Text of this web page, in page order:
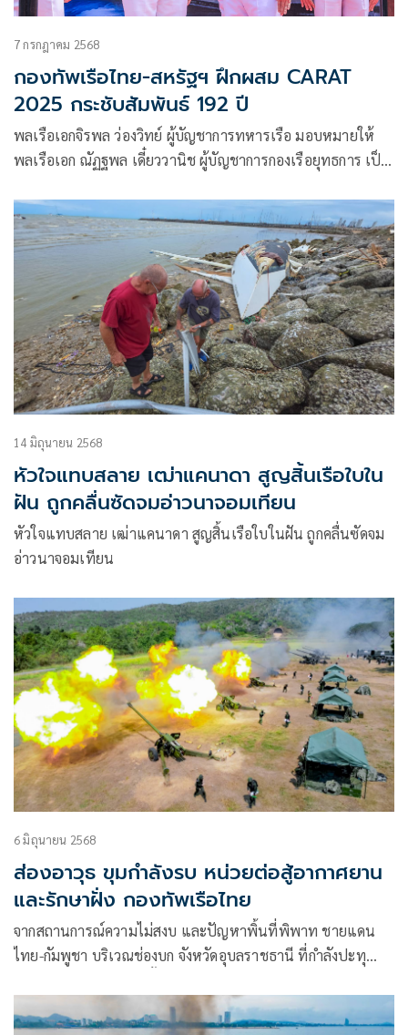
7 กรกฎาคม 2568
กองทัพเรือไทย-สหรัฐฯ ฝึกผสม CARAT
2025 กระชับสัมพันธ์ 192 ปี
พลเรือเอกจิรพล ว่องวิทย์ ผู้บัญชาการทหารเรือ มอบหมายให้
พลเรือเอก ณัฏฐพล เดี๋ยววานิช ผู้บัญชาการกองเรือยุทธการ เป็น
บัญชาการกองเรือที่ 7 กองทัพเรือสหรัฐฯ
14 มิถุนายน 2568
หัวใจแทบสลาย เฒ่าแคนาดา สูญสิ้นเรือใบใน
ฝัน ถูกคลื่นซัดจมอ่าวนาจอมเทียน
หัวใจแทบสลาย เฒ่าแคนาดา สูญสิ้นเรือใบในฝัน ถูกคลื่นซัดจม
อ่าวนาจอมเทียน
6 มิถุนายน 2568
ส่องอาวุธ ขุมกำลังรบ หน่วยต่อสู้อากาศยาน
และรักษาฝั่ง กองทัพเรือไทย
จากสถานการณ์ความไม่สงบ และปัญหาพิ้นที่พิพาท ชายแดน
ไทย-กัมพูชา บริเวณช่องบก จังหวัดอุบลราชธานี ที่กำลังปะทุ
กำลังรบของกองทัพเรือ ที่มีความพร้อมสูงสุด